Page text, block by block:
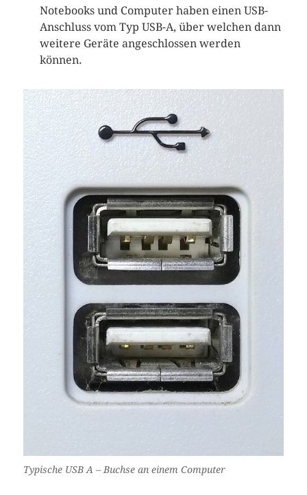
Notebooks und Computer haben einen USB-
Anschluss vom Typ USB-A, über welchen dann
weitere Geräte angeschlossen werden
können.
Typische USB A – Buchse an einem Computer